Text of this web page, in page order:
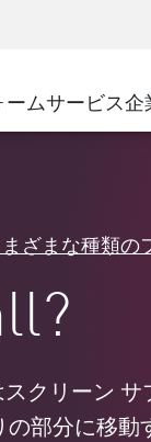
SASE
地方自
通信事
ムサービス企
ざまな種類の
クリーン
部分に移